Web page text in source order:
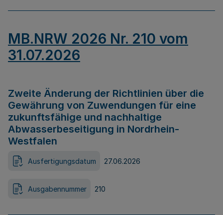
MB.NRW 2026 Nr. 210 vom
31.07.2026
Zweite Änderung der Richtlinien über die
Gewährung von Zuwendungen für eine
zukunftsfähige und nachhaltige
Abwasserbeseitigung in Nordrhein-
Westfalen
Ausfertigungsdatum 27.06.2026
Ausgabennummer 210